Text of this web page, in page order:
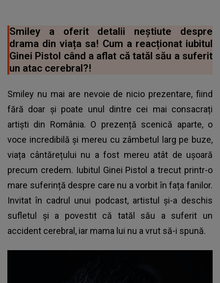
Smiley a oferit detalii neștiute despre
drama din viața sa! Cum a reacționat iubitul
Ginei Pistol când a aflat că tatăl său a suferit
un atac cerebral?!
Smiley nu mai are nevoie de nicio prezentare, fiind
fără doar și poate unul dintre cei mai consacrați
artiști din România. O prezență scenică aparte, o
voce incredibilă și mereu cu zâmbetul larg pe buze,
viața cântărețului nu a fost mereu atât de ușoară
precum credem. Iubitul Ginei Pistol a trecut printr-o
mare suferință despre care nu a vorbit în fața fanilor.
Invitat în cadrul unui podcast, artistul și-a deschis
sufletul și a povestit că tatăl său a suferit un
accident cerebral , iar mama lui nu a vrut să-i spună.